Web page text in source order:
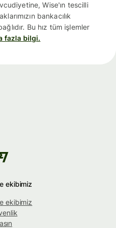
Wise'ın tescilli
bankacılık
Bu hız tüm işlemler
fazla bilgi.
ekibimiz
ekibimiz